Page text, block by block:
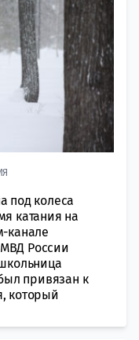
под колеса
катания на
канале
России
привязан к
который